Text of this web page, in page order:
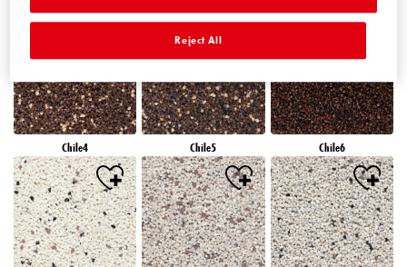
Chile4 Chile5 Chile6
Reject All